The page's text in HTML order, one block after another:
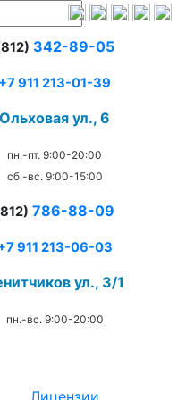
342-89-05
+7 911 213-01-39
Ольховая ул., 6
пн.-пт. 9:00-20:00
сб.-вс. 9:00-15:00
786-88-09
911 213-06-03
ул., 3/1
пн.-вс. 9:00-20:00